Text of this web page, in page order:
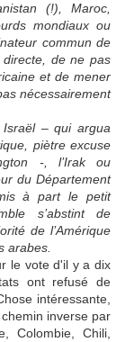
(!), Maroc,
mondiaux ou
commun de
de ne pas
et de mener
nécessairement
Israël – qui argua
piètre excuse
-, l’Irak ou
du Département
à part le petit
s’abstint de
de l’Amérique
arabes.
le vote d'il y a dix
ont refusé de
intéressante,
inverse par
Colombie, Chili,